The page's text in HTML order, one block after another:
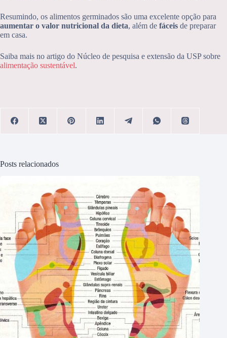
Resumindo, os alimentos germinados são uma excelente opção para
aumentar o valor nutricional da dieta, além de fáceis de preparar
em casa.
Saiba mais no artigo do Núcleo de pesquisa e extensão da USP sobre
alimentação sustentável.
Posts relacionados